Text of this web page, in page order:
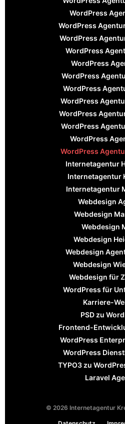
WordPress
WordPress
WordPress
WordPress
WordPress
WordPress
WordPress
WordPress
WordPress
WordPress
WordPress
WordPress
Internetagentur
Internetagentur
Internetagentur
Webdesign
Webdesign
Webdesign
Webdesign
Webdesign
Webdesign
Webdesign für
WordPress für
Karriere-
PSD zu
Frontend-
WordPress
WordPress
TYPO3 zu
Laravel
© 2026 Internetagentur